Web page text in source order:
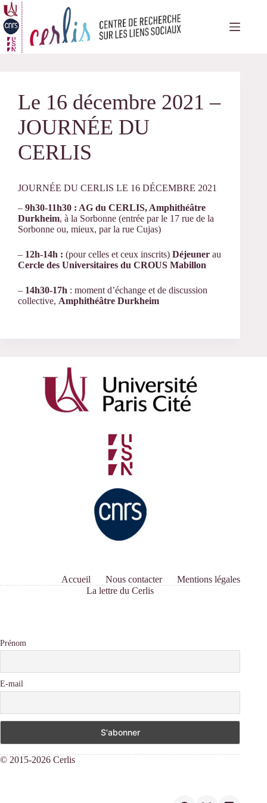
Passer
au
contenu
Le 16 décembre 2021 –
JOURNÉE DU
CERLIS
JOURNÉE DU CERLIS LE 16 DÉCEMBRE 2021
– 9h30-11h30 : AG du CERLIS, Amphithéâtre
Durkheim, à la Sorbonne (entrée par le 17 rue de la
Sorbonne ou, mieux, par la rue Cujas)
– 12h-14h : (pour celles et ceux inscrits) Déjeuner au
Cercle des Universitaires du CROUS Mabillon
– 14h30-17h : moment d’échange et de discussion
collective, Amphithéâtre Durkheim
Accueil Nous contacter
Mentions légales
La lettre du Cerlis
Prénom
E-mail
© 2015-2026 Cerlis